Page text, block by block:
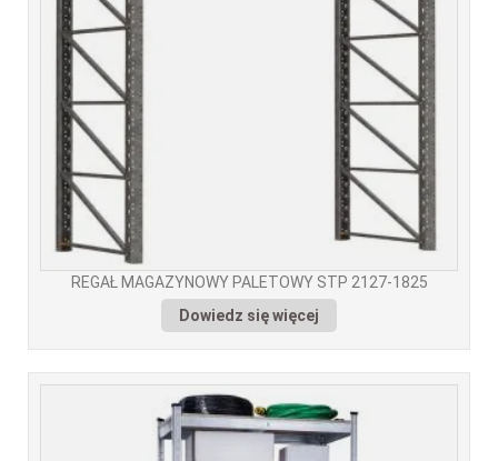
REGAŁ MAGAZYNOWY PALETOWY STP 2127-1825
Dowiedz się więcej